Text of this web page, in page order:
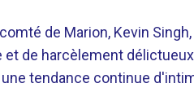
de Marion, Kevin
de harcèlement
tendance continue